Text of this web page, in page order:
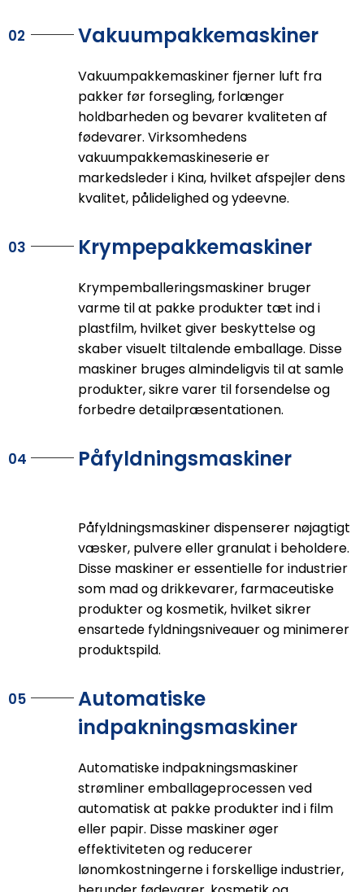
02 Vakuumpakkemaskiner
Vakuumpakkemaskiner fjerner luft fra
pakker før forsegling, forlænger
holdbarheden og bevarer kvaliteten af ​​
fødevarer. Virksomhedens
vakuumpakkemaskineserie er
markedsleder i Kina, hvilket afspejler dens
kvalitet, pålidelighed og ydeevne.
03 Krympepakkemaskiner
Krympemballeringsmaskiner bruger
varme til at pakke produkter tæt ind i
plastfilm, hvilket giver beskyttelse og
skaber visuelt tiltalende emballage. Disse
maskiner bruges almindeligvis til at samle
produkter, sikre varer til forsendelse og
forbedre detailpræsentationen.
04 Påfyldningsmaskiner
Påfyldningsmaskiner dispenserer nøjagtigt
væsker, pulvere eller granulat i beholdere.
Disse maskiner er essentielle for industrier
som mad og drikkevarer, farmaceutiske
produkter og kosmetik, hvilket sikrer
ensartede fyldningsniveauer og minimerer
produktspild.
05
Automatiske
indpakningsmaskiner
Automatiske indpakningsmaskiner
strømliner emballageprocessen ved
automatisk at pakke produkter ind i film
eller papir. Disse maskiner øger
effektiviteten og reducerer
lønomkostningerne i forskellige industrier,